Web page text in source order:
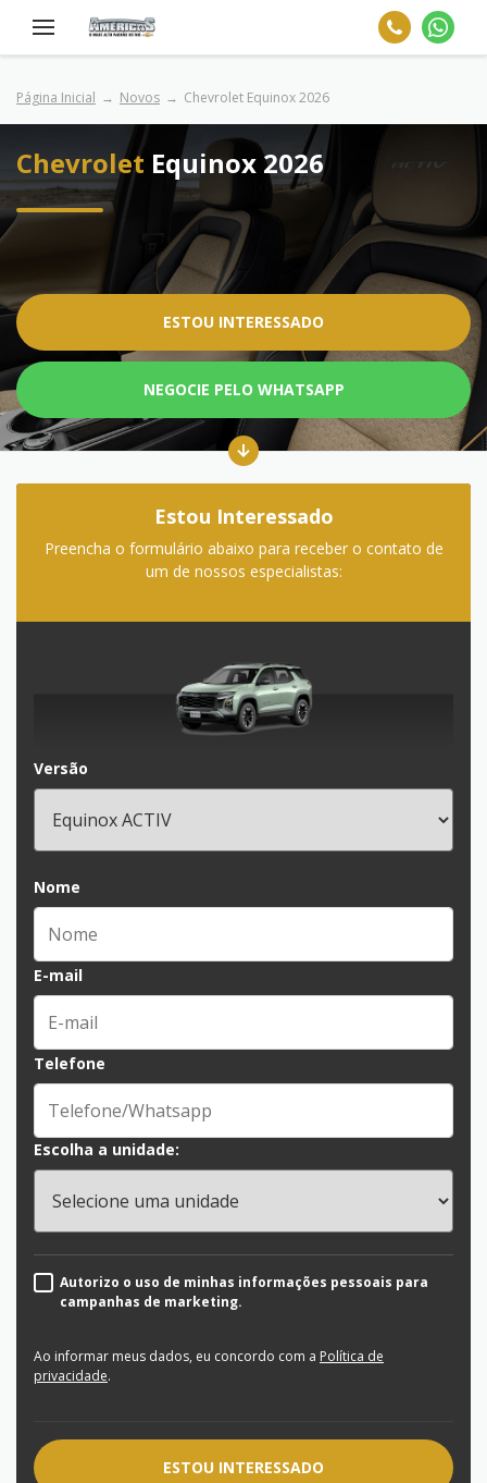
Página Inicial Novos Chevrolet Equinox 2026
Chevrolet Equinox 2026
ESTOU INTERESSADO
NEGOCIE PELO WHATSAPP
Estou Interessado
Preencha o formulário abaixo para receber o contato de
um de nossos especialistas:
Versão
Nome
E-mail
Telefone
Escolha a unidade:
Autorizo o uso de minhas informações pessoais para
campanhas de marketing.
Ao informar meus dados, eu concordo com a Política de
privacidade.
ESTOU INTERESSADO